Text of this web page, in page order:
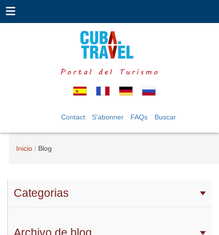
Portal del Turismo
Contact S'abonner FAQs Buscar
Inicio Blog
Categorias